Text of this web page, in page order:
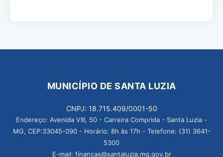
MUNICÍPIO DE SANTA LUZIA
CNPJ: 18.715.409/0001-50
Endereço: Avenida VIII, 50 - Carreira Comprida - Santa Luzia -
MG, CEP:33045-090 - Horário: 8h às 17h - Telefone: (31) 3641-
5300
E-mail: financas@santaluzia.mg.gov.br